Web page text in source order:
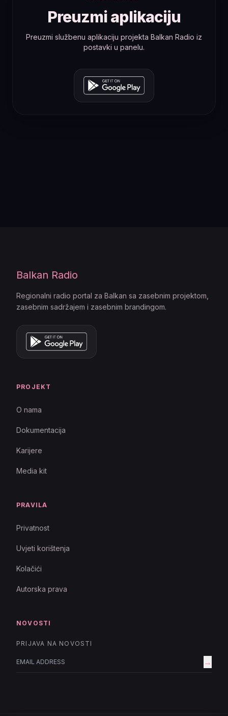
Preuzmi aplikaciju
Preuzmi službenu aplikaciju projekta Balkan Radio iz
postavki u panelu.
Balkan Radio
Regionalni radio portal za Balkan sa zasebnim projektom,
zasebnim sadržajem i zasebnim brandingom.
PROJEKT
O nama
Dokumentacija
Karijere
Media kit
PRAVILA
Privatnost
Uvjeti korištenja
Kolačići
Autorska prava
NOVOSTI
PRIJAVA NA NOVOSTI
→